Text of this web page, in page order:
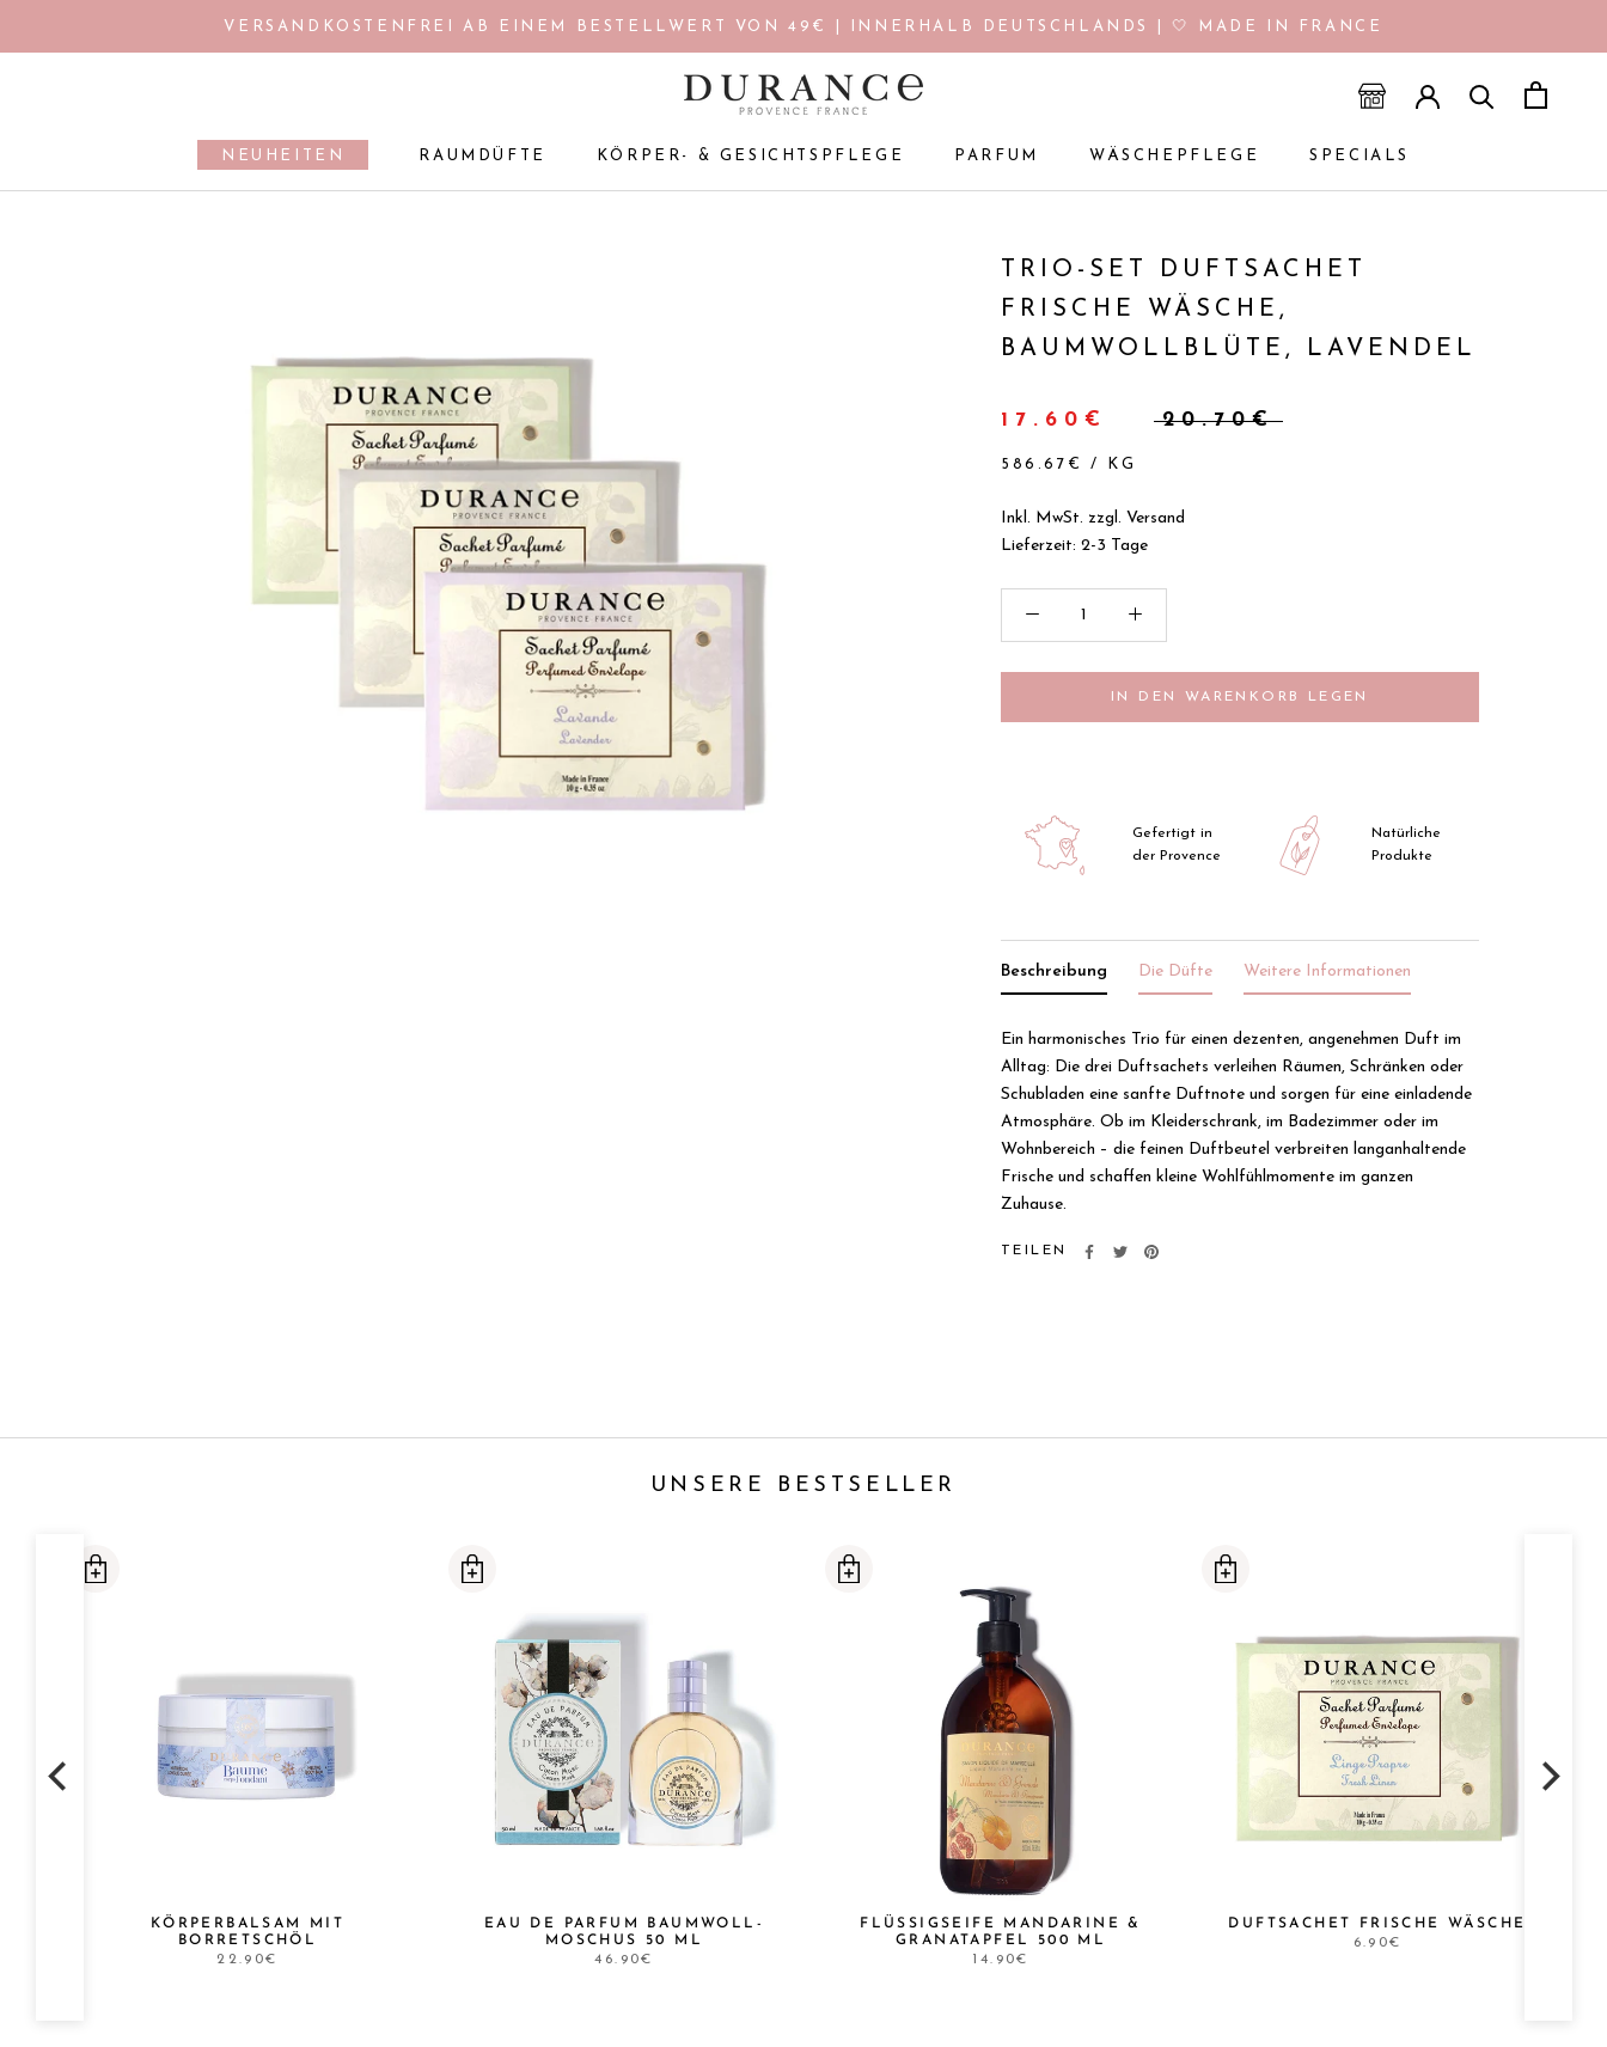
VERSANDKOSTENFREI AB EINEM BESTELLWERT VON 49€ | INNERHALB DEUTSCHLANDS | 🤍 MADE IN FRANCE
NEUHEITEN
RAUMDÜFTE
KÖRPER- & GESICHTSPFLEGE
PARFUM
WÄSCHEPFLEGE
SPECIALS
TRIO-SET DUFTSACHET
FRISCHE WÄSCHE,
BAUMWOLLBLÜTE, LAVENDEL
17.60€ 20.70€
586.67€ / KG
Inkl. MwSt. zzgl. Versand
Lieferzeit: 2-3 Tage
IN DEN WARENKORB LEGEN
Gefertigt in
der Provence
Natürliche
Produkte
Beschreibung
Ein harmonisches Trio für einen dezenten, angenehmen Duft im
Alltag: Die drei Duftsachets verleihen Räumen, Schränken oder
Schubladen eine sanfte Duftnote und sorgen für eine einladende
Atmosphäre. Ob im Kleiderschrank, im Badezimmer oder im
Wohnbereich – die feinen Duftbeutel verbreiten langanhaltende
Frische und schaffen kleine Wohlfühlmomente im ganzen
Zuhause.
Die Düfte Weitere Informationen
TEILEN
UNSERE BESTSELLER
KÖRPERBALSAM MIT
BORRETSCHÖL
22.90€
EAU DE PARFUM BAUMWOLL-
MOSCHUS 50 ML
46.90€
FLÜSSIGSEIFE MANDARINE &
GRANATAPFEL 500 ML
14.90€
DUFTSACHET FRISCHE WÄSCHE
6.90€